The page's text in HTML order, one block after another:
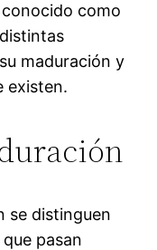
como
maduración y
existen.
se distinguen
pasan